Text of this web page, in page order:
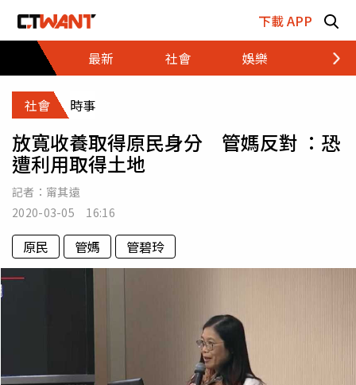
下載 APP
最新
社會 娛樂 財經
社會 時事
放寬收養取得原民身分 管媽反對 ：恐
遭利用取得土地
記者： 甯其遠
2020-03-05 16:16
原民 管媽 管碧玲